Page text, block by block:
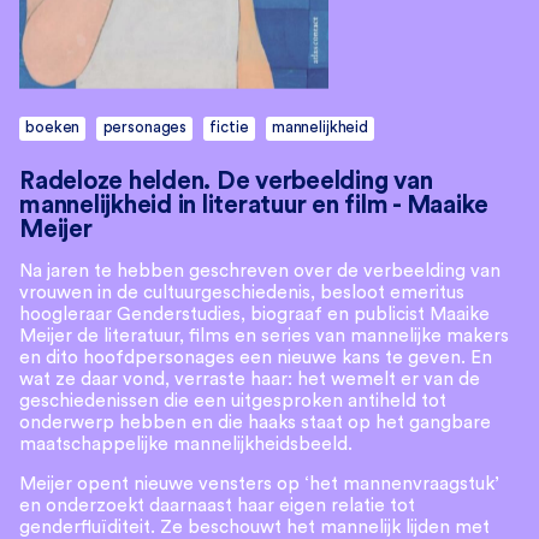
boeken personages fictie mannelijkheid
Radeloze helden. De verbeelding van
mannelijkheid in literatuur en film - Maaike
Meijer
Na jaren te hebben geschreven over de verbeelding van
vrouwen in de cultuurgeschiedenis, besloot emeritus
hoogleraar Genderstudies, biograaf en publicist Maaike
Meijer de literatuur, films en series van mannelijke makers
en dito hoofdpersonages een nieuwe kans te geven. En
wat ze daar vond, verraste haar: het wemelt er van de
geschiedenissen die een uitgesproken antiheld tot
onderwerp hebben en die haaks staat op het gangbare
maatschappelijke mannelijkheidsbeeld.
Meijer opent nieuwe vensters op ‘het mannenvraagstuk’
en onderzoekt daarnaast haar eigen relatie tot
genderfluïditeit. Ze beschouwt het mannelijk lijden met